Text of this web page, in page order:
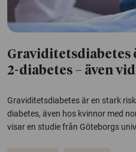
Graviditetsdiabetes
2-diabetes – även
Graviditetsdiabetes är en stark
diabetes, även hos kvinnor med
visar en studie från Göteborgs